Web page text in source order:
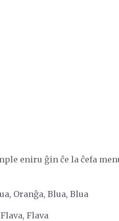
eniru ĝin ĉe la ĉefa
Oranĝa, Blua, Blua
Flava